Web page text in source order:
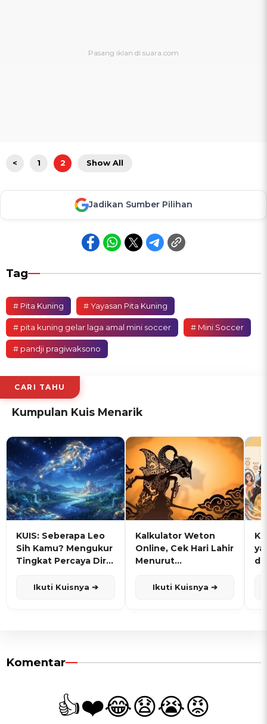
< 1 2 Show All
Jadikan Sumber Pilihan
Tag
# Pita Kuning # Yayasan Pita Kuning
# pita kuning gelar laga amal mini soccer # Mini Soccer
# pandji pragiwaksono
CARI TAHU
Kumpulan Kuis Menarik
KUIS: Seberapa Leo
Sih Kamu? Mengukur
Tingkat Percaya Diri
Ikuti Kuisnya ➔
Kalkulator Weton
Online, Cek Hari Lahir
Menurut
Ikuti Kuisnya ➔
Komentar
👍❤️😂😧😭😡